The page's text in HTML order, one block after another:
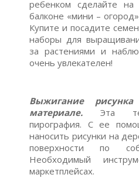
ребенком сделайте
балконе «мини –
Купите и посадите
наборы для
за растениями и
очень увлекателен!
Выжигание
материале.
Эта
пирография. С ее
наносить рисунки на
поверхности по
Необходимый
маркетплейсах.